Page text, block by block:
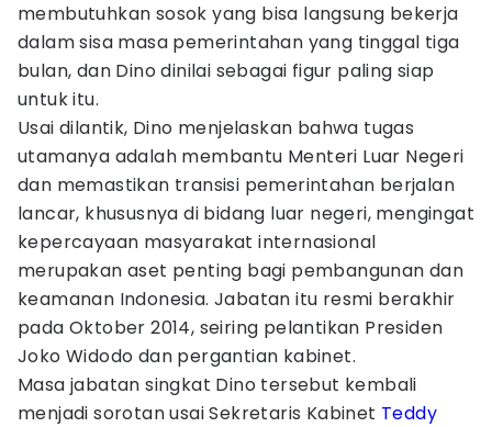
membutuhkan sosok yang bisa langsung bekerja
dalam sisa masa pemerintahan yang tinggal tiga
bulan, dan Dino dinilai sebagai figur paling siap
untuk itu.
Usai dilantik, Dino menjelaskan bahwa tugas
utamanya adalah membantu Menteri Luar Negeri
dan memastikan transisi pemerintahan berjalan
lancar, khususnya di bidang luar negeri, mengingat
kepercayaan masyarakat internasional
merupakan aset penting bagi pembangunan dan
keamanan Indonesia. Jabatan itu resmi berakhir
pada Oktober 2014, seiring pelantikan Presiden
Joko Widodo dan pergantian kabinet.
Masa jabatan singkat Dino tersebut kembali
menjadi sorotan usai Sekretaris Kabinet Teddy